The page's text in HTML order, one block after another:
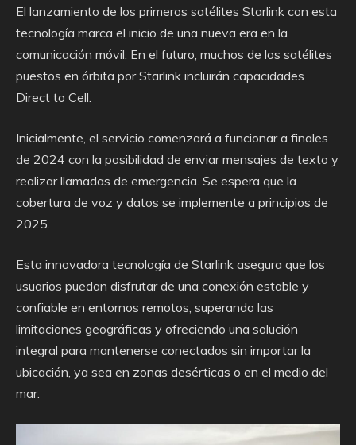
El lanzamiento de los primeros satélites Starlink con esta
tecnología marca el inicio de una nueva era en la
comunicación móvil. En el futuro, muchos de los satélites
puestos en órbita por Starlink incluirán capacidades
Direct to Cell.
Inicialmente, el servicio comenzará a funcionar a finales
de 2024 con la posibilidad de enviar mensajes de texto y
realizar llamadas de emergencia. Se espera que la
cobertura de voz y datos se implemente a principios de
2025.
Esta innovadora tecnología de Starlink asegura que los
usuarios puedan disfrutar de una conexión estable y
confiable en entornos remotos, superando las
limitaciones geográficas y ofreciendo una solución
integral para mantenerse conectados sin importar la
ubicación, ya sea en zonas desérticas o en el medio del
mar.